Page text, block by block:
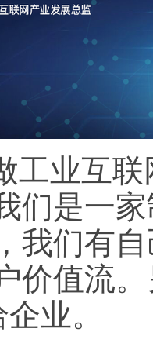
工业互
们是一
我们有
价值流
业。